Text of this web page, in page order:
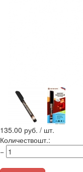
135.00 руб. / шт.
Количествошт.:
−